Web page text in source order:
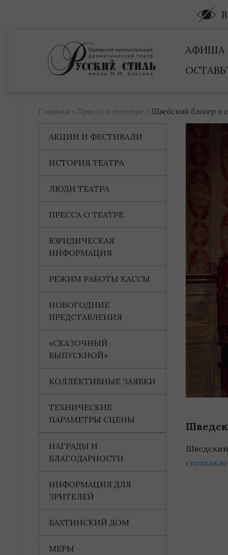
АФИША
Главная › Пресса о театре › Шведский блогер о
Шведский
АКЦИИ И ФЕСТИВАЛИ
ИСТОРИЯ ТЕАТРА
ЛЮДИ ТЕАТРА
ПРЕССА О ТЕАТРЕ
ЮРИДИЧЕСКАЯ
ИНФОРМАЦИЯ
РЕЖИМ РАБОТЫ КАССЫ
НОВОГОДНИЕ
ПРЕДСТАВЛЕНИЯ
«СКАЗОЧНЫЙ
ВЫПУСКНОЙ»
КОЛЛЕКТИВНЫЕ ЗАЯВКИ
ТЕХНИЧЕСКИЕ
ПАРАМЕТРЫ СЦЕНЫ
НАГРАДЫ И
БЛАГОДАРНОСТИ
ИНФОРМАЦИЯ ДЛЯ
ЗРИТЕЛЕЙ
БАХТИНСКИЙ ДОМ
МЕРЫ